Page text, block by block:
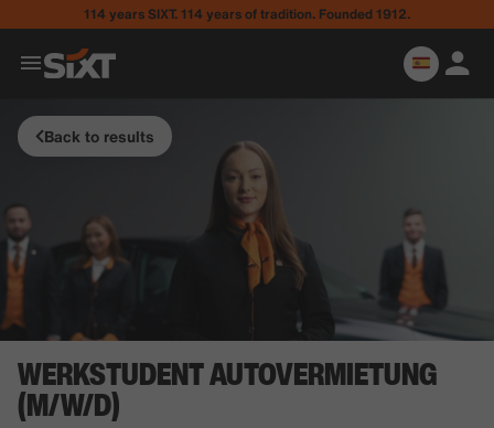
114 years SIXT. 114 years of tradition. Founded 1912.
Back to results
WERKSTUDENT AUTOVERMIETUNG
(M/W/D)